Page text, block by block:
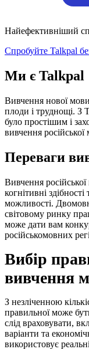
Найефективніший
Спробуйте Talkpal
Ми є Talkpal
Вивчення нової
плоди і труднощі. З
було простішим і
вивчення
Переваги
Вивчення
когнітивні
можливості.
світовому ринку
може дати вам
російськомовних
Вибір
вивчення
З незліченною
правильної може
слід враховувати,
варіанти та
використовує